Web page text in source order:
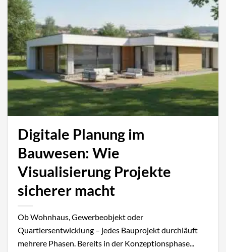
Digitale Planung im
Bauwesen: Wie
Visualisierung Projekte
sicherer macht
Ob Wohnhaus, Gewerbeobjekt oder
Quartiersentwicklung – jedes Bauprojekt durchläuft
mehrere Phasen. Bereits in der Konzeptionsphase...